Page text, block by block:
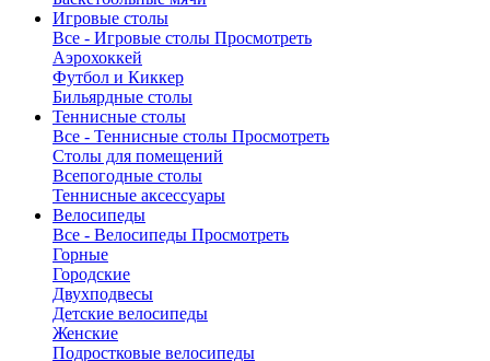
Игровые столы
Все - Игровые столы Просмотреть
Аэрохоккей
Футбол и Киккер
Бильярдные столы
Теннисные столы
Все - Теннисные столы Просмотреть
Столы для помещений
Всепогодные столы
Теннисные аксессуары
Велосипеды
Все - Велосипеды Просмотреть
Горные
Городские
Двухподвесы
Детские велосипеды
Женские
Подростковые велосипеды